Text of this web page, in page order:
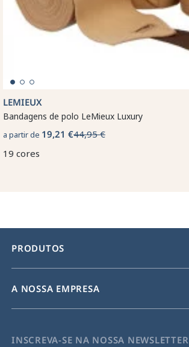
LEMIEUX
Bandagens de polo LeMieux Luxury
a partir de 19,21 €44,95 €
19 cores
PRODUTOS
A NOSSA EMPRESA
INSCREVA-SE NA NOSSA NEWSLETTER